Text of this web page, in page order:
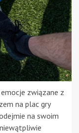
związane z
na plac gry
na swoim